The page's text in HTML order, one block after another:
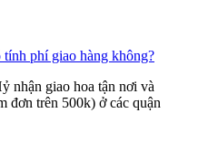
phí giao hàng không?
nhận giao hoa tận nơi và
đơn trên 500k) ở các quận